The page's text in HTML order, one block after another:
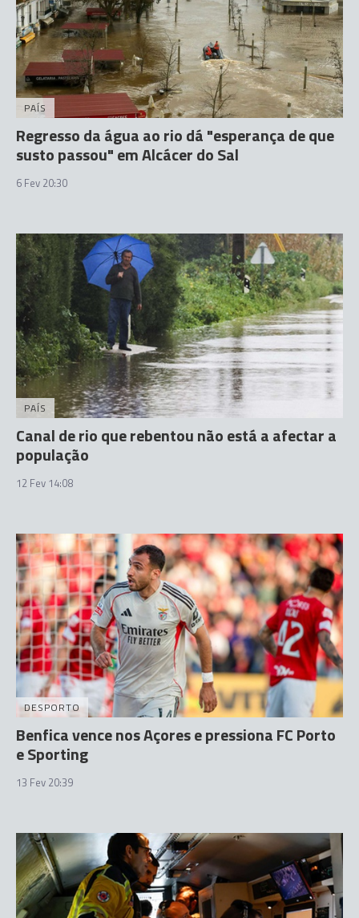
PAÍS
Regresso da água ao rio dá "esperança de que
susto passou" em Alcácer do Sal
6 Fev 20:30
PAÍS
Canal de rio que rebentou não está a afectar a
população
12 Fev 14:08
DESPORTO
Benfica vence nos Açores e pressiona FC Porto
e Sporting
13 Fev 20:39